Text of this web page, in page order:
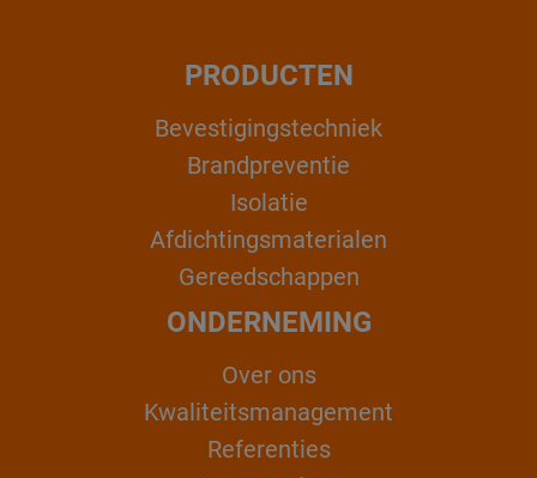
PRODUCTEN
Bevestigingstechniek
Brandpreventie
Isolatie
Afdichtingsmaterialen
Gereedschappen
ONDERNEMING
Over ons
Kwaliteitsmanagement
Referenties